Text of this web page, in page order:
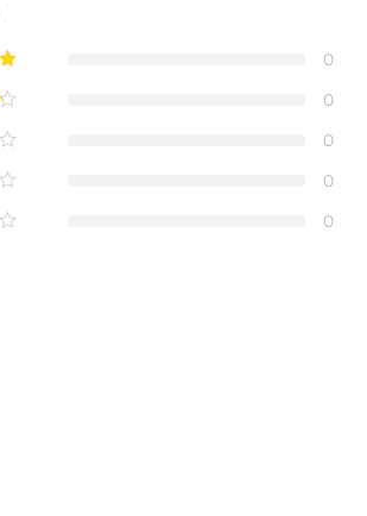
0
0
0
0
0